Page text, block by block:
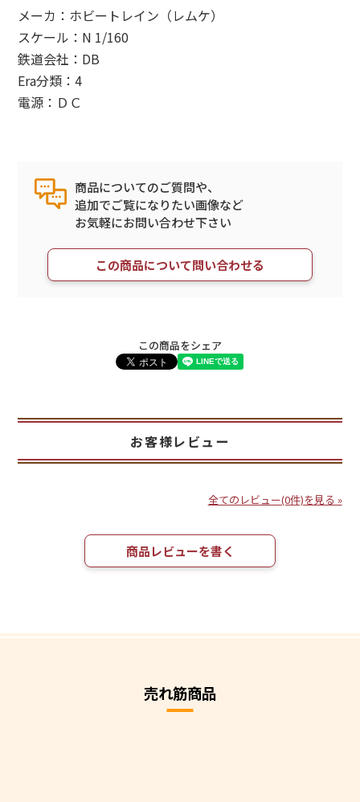
メーカ：ホビートレイン（レムケ）
スケール：N 1/160
鉄道会社：DB
Era分類：4
電源：ＤＣ
商品についてのご質問や、
追加でご覧になりたい画像など
お気軽にお問い合わせ下さい
この商品について問い合わせる
この商品をシェア
お客様レビュー
全てのレビュー(0件)を見る »
商品レビューを書く
売れ筋商品